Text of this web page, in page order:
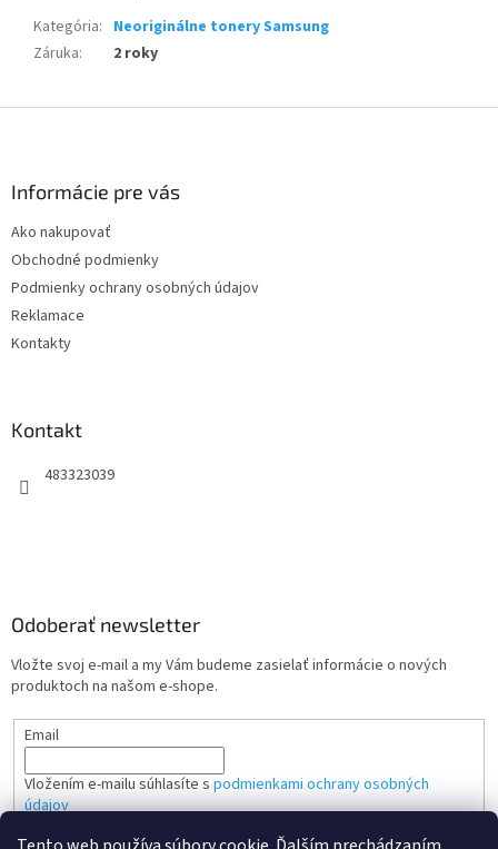
Kategória: Neoriginálne tonery Samsung
Záruka: 2 roky
Informácie pre vás
Ako nakupovať
Obchodné podmienky
Podmienky ochrany osobných údajov
Reklamace
Kontakty
Kontakt
483323039
Odoberať newsletter
Vložte svoj e-mail a my Vám budeme zasielať informácie o nových
produktoch na našom e-shope.
Email
Vložením e-mailu súhlasíte s podmienkami ochrany osobných
údajov